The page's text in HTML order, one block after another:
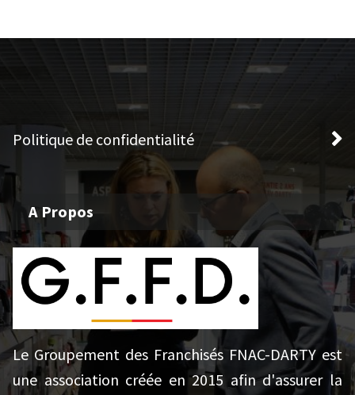
Politique de confidentialité
A Propos
Le Groupement des Franchisés FNAC-DARTY est
une association créée en 2015 afin d'assurer la